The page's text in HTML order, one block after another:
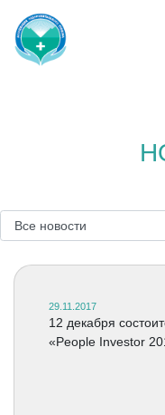
29.11.2017
12 декабря
«People Investor